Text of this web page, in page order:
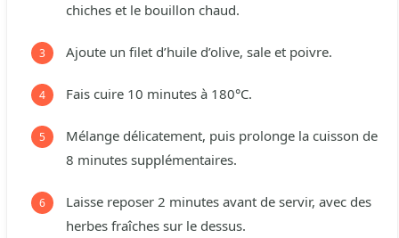
chiches et le bouillon chaud.
Ajoute un filet d’huile d’olive, sale et poivre.
Fais cuire 10 minutes à 180°C.
Mélange délicatement, puis prolonge la cuisson de
8 minutes supplémentaires.
Laisse reposer 2 minutes avant de servir, avec des
herbes fraîches sur le dessus.